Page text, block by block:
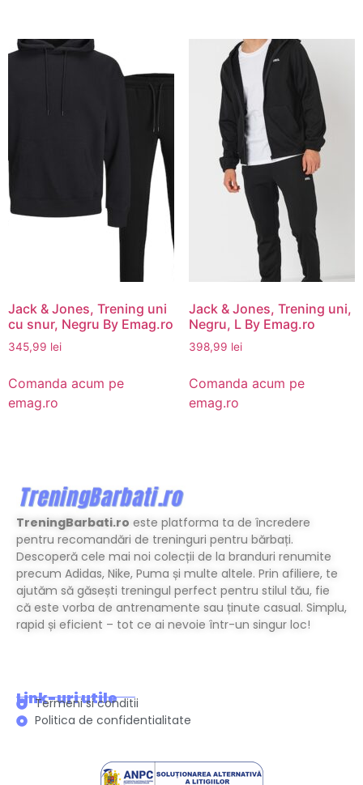
Jack & Jones, Trening uni
cu snur, Negru By Emag.ro
345,99 lei
Comanda acum pe
emag.ro
Jack & Jones, Trening uni,
Negru, L By Emag.ro
398,99 lei
Comanda acum pe
emag.ro
TreningBarbati.ro este platforma ta de încredere
pentru recomandări de treninguri pentru bărbați.
Descoperă cele mai noi colecții de la branduri renumite
precum Adidas, Nike, Puma și multe altele. Prin afiliere, te
ajutăm să găsești treningul perfect pentru stilul tău, fie
că este vorba de antrenamente sau ținute casual. Simplu,
rapid și eficient – tot ce ai nevoie într-un singur loc!
Link-uri utile
Termeni si conditii
Politica de confidentialitate